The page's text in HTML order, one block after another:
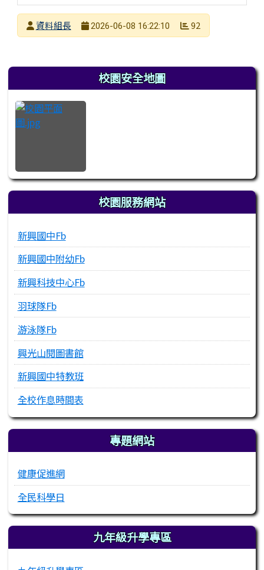
發布者
資料組長
2026-06-08 16:22:10 92
左邊區域內容 校園安全地圖
校園服務網站
新興國中Fb
新興國中附幼Fb
新興科技中心Fb
羽球隊Fb
游泳隊Fb
興光山閱圖書館
新興國中特教班
全校作息時間表
專題網站
健康促進網
全民科學日
九年級升學專區